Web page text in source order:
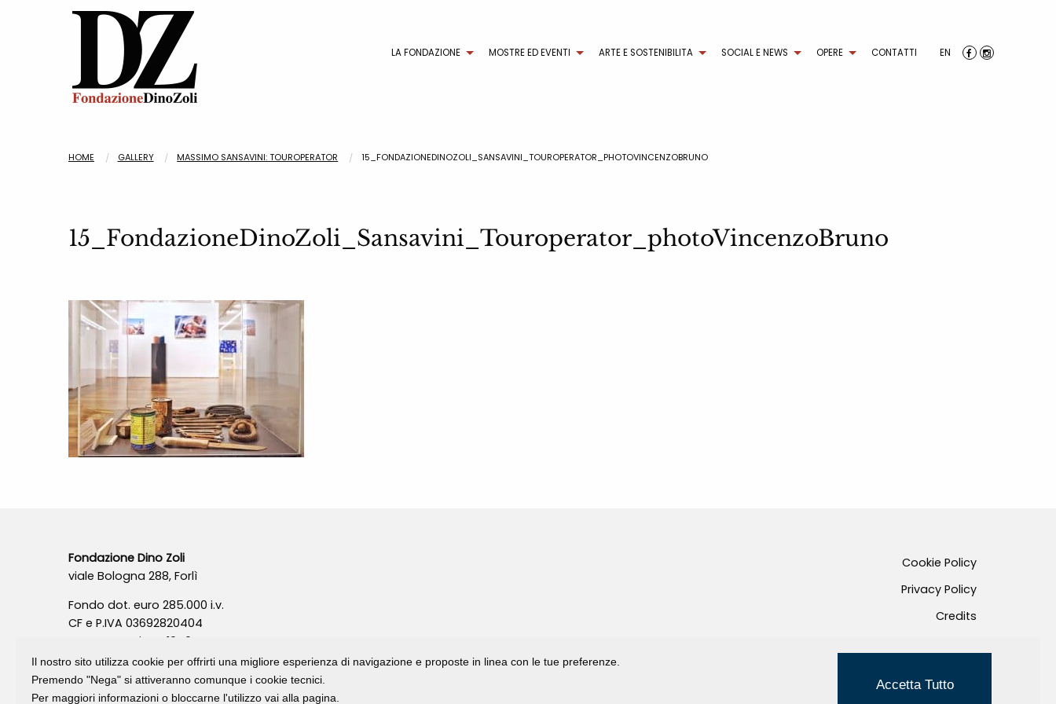
LA FONDAZIONE MOSTRE ED EVENTI ARTE E SOSTENIBILITA SOCIAL E NEWS OPERE CONTATTI EN
HOME GALLERY MASSIMO SANSAVINI: TOUROPERATOR 15_FONDAZIONEDINOZOLI_SANSAVINI_TOUROPERATOR_PHOTOVINCENZOBRUNO
15_FondazioneDinoZoli_Sansavini_Touroperator_photoVincenzoBruno
Fondazione Dino Zoli
viale Bologna 288, Forlì
Fondo dot. euro 285.000 i.v.
CF e P.IVA 03692820404
Isc.Reg Per.Giu. n. 10404
Cookie Policy
Privacy Policy
Credits
Il nostro sito utilizza cookie per offrirti una migliore esperienza di navigazione e proposte in linea con le tue preferenze.
Premendo "Nega" si attiveranno comunque i cookie tecnici.
Per maggiori informazioni o bloccarne l'utilizzo vai alla pagina.
Accetta Tutto